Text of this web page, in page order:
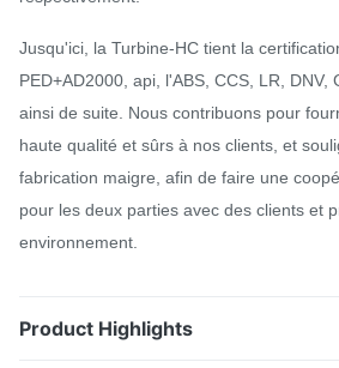
Jusqu'ici, la Turbine-HC tient la
PED+AD2000, api, l'ABS, CCS, LR, DNV,
ainsi de suite. Nous contribuons pour
haute qualité et sûrs à nos clients, et
fabrication maigre, afin de faire une
pour les deux parties avec des clients et
environnement.
Product Highlights